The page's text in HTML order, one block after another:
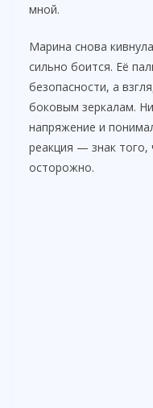
мной.
Марина снова
сильно боится. Её
безопасности, а
боковым зеркалам.
напряжение и
реакция — знак того,
осторожно.